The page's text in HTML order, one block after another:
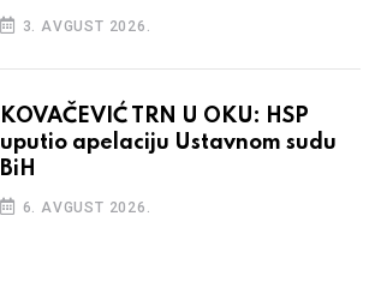
3. AVGUST 2026.
KOVAČEVIĆ TRN U OKU: HSP
uputio apelaciju Ustavnom sudu
BiH
6. AVGUST 2026.